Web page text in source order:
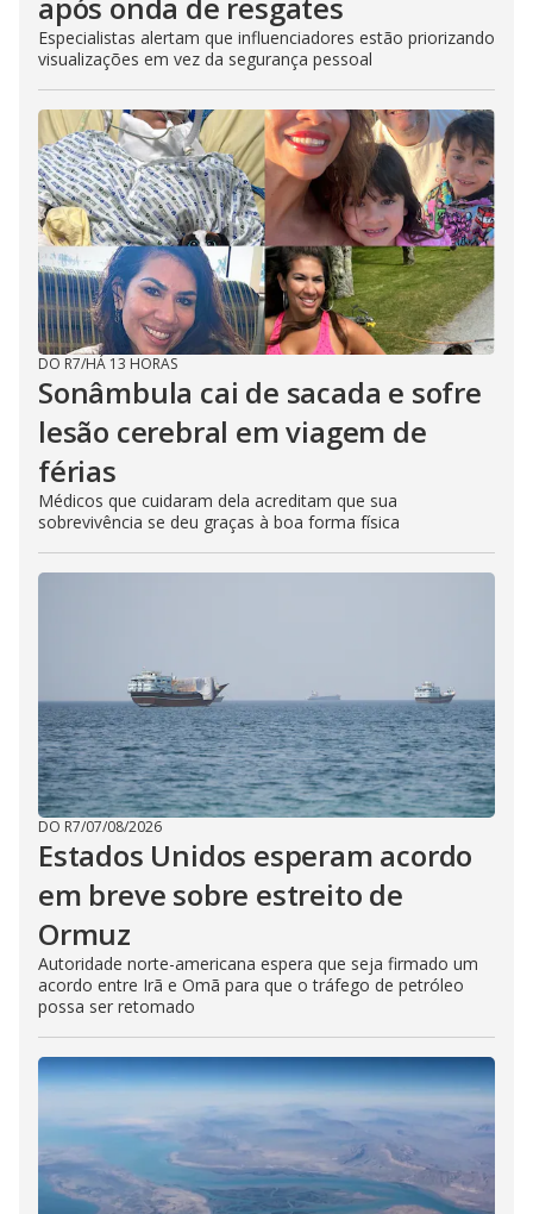
Especialistas alertam que influenciadores estão priorizando
visualizações em vez da segurança pessoal
DO R7/HÁ 13 HORAS
Sonâmbula cai de sacada e sofre
lesão cerebral em viagem de
férias
Médicos que cuidaram dela acreditam que sua
sobrevivência se deu graças à boa forma física
DO R7/07/08/2026
Estados Unidos esperam acordo
em breve sobre estreito de
Ormuz
Autoridade norte-americana espera que seja firmado um
acordo entre Irã e Omã para que o tráfego de petróleo
possa ser retomado